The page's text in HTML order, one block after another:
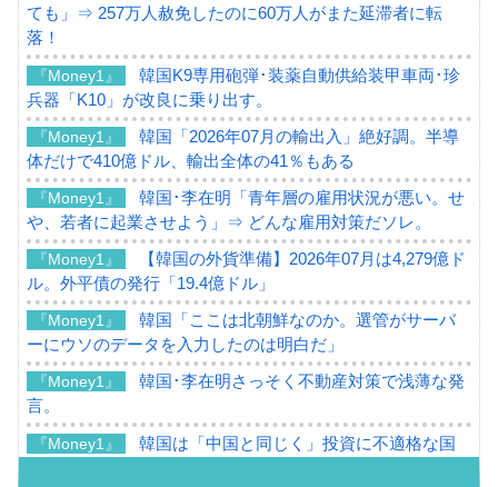
ても」⇒ 257万人赦免したのに60万人がまた延滞者に転
落！
『Money1』
韓国K9専用砲弾･装薬自動供給装甲車両･珍
兵器「K10」が改良に乗り出す。
『Money1』
韓国「2026年07月の輸出入」絶好調。半導
体だけで410億ドル、輸出全体の41％もある
『Money1』
韓国･李在明「青年層の雇用状況が悪い。せ
や、若者に起業させよう」⇒ どんな雇用対策だソレ。
『Money1』
【韓国の外貨準備】2026年07月は4,279億ド
ル。外平債の発行「19.4億ドル」
『Money1』
韓国「ここは北朝鮮なのか。選管がサーバ
ーにウソのデータを入力したのは明白だ」
『Money1』
韓国･李在明さっそく不動産対策で浅薄な発
言。
『Money1』
韓国は「中国と同じく」投資に不適格な国